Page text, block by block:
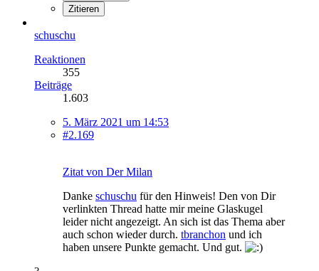
Zitieren
schuschu
Reaktionen
355
Beiträge
1.603
5. März 2021 um 14:53
#2.169
Zitat von Der Milan
Danke schuschu für den Hinweis! Den von Dir
verlinkten Thread hatte mir meine Glaskugel
leider nicht angezeigt. An sich ist das Thema aber
auch schon wieder durch. tbranchon und ich
haben unsere Punkte gemacht. Und gut.